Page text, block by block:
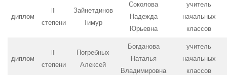
диплом
III
степени
Зайнетдинов
Тимур
Соколова
Надежда
Юрьевна
учитель
начальных
классов
диплом
III
степени
Погребных
Алексей
Богданова
Наталья
Владимировна
учитель
начальных
классов